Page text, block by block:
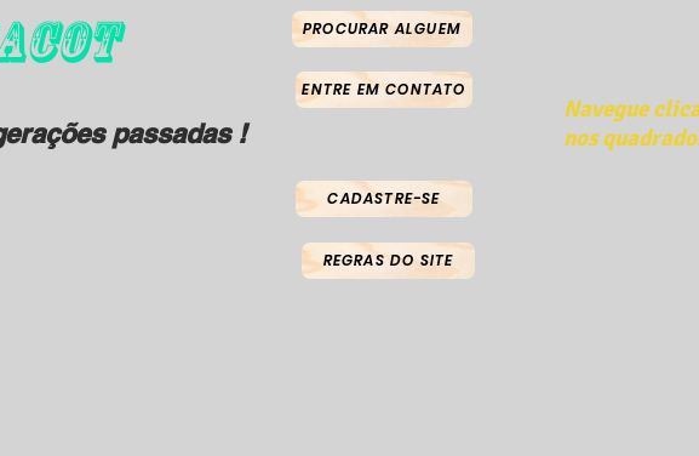
PROCURAR ALGUEM
ENTRE EM CONTATO
passadas !
Navegue
nos
CADASTRE-SE
REGRAS DO SITE